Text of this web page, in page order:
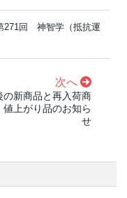
271回 神智学（抵抗運
次へ
の新商品と再入荷商
値上がり品のお知ら
せ